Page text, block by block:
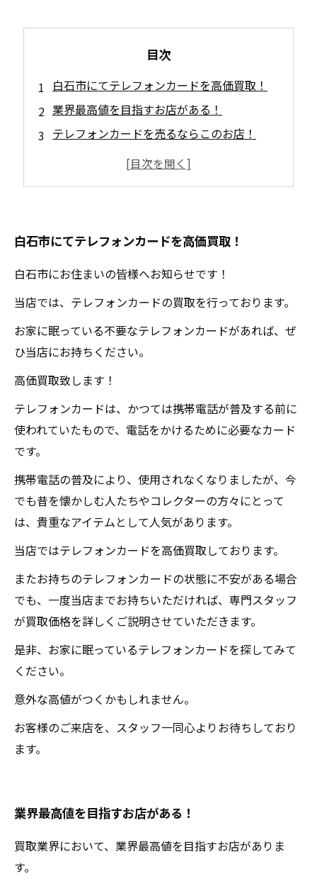
目次
白石市にてテレフォンカードを高価買取！
業界最高値を目指すお店がある！
テレフォンカードを売るならこのお店！
白石市で一番の高値を付けるお店をご紹介！
白石市にてテレフォンカードを高価買取！
白石市にお住まいの皆様へお知らせです！
当店では、テレフォンカードの買取を行っております。
お家に眠っている不要なテレフォンカードがあれば、ぜ
ひ当店にお持ちください。
高価買取致します！
テレフォンカードは、かつては携帯電話が普及する前に
使われていたもので、電話をかけるために必要なカード
です。
携帯電話の普及により、使用されなくなりましたが、今
でも昔を懐かしむ人たちやコレクターの方々にとって
は、貴重なアイテムとして人気があります。
当店ではテレフォンカードを高価買取しております。
またお持ちのテレフォンカードの状態に不安がある場合
でも、一度当店までお持ちいただければ、専門スタッフ
が買取価格を詳しくご説明させていただきます。
是非、お家に眠っているテレフォンカードを探してみて
ください。
意外な高値がつくかもしれません。
お客様のご来店を、スタッフ一同心よりお待ちしており
ます。
業界最高値を目指すお店がある！
買取業界において、業界最高値を目指すお店がありま
す。